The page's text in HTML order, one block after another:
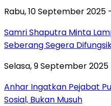
Rabu, 10 September 2025
Samri Shaputra Minta
Seberang Segera
Selasa, 9 September 2025
Anhar Ingatkan Pejabat
Sosial, Bukan Musuh